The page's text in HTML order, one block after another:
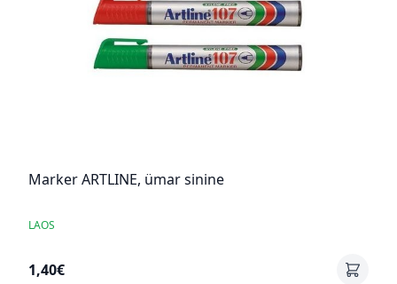
Marker ARTLINE, ümar sinine
LAOS
1,40€